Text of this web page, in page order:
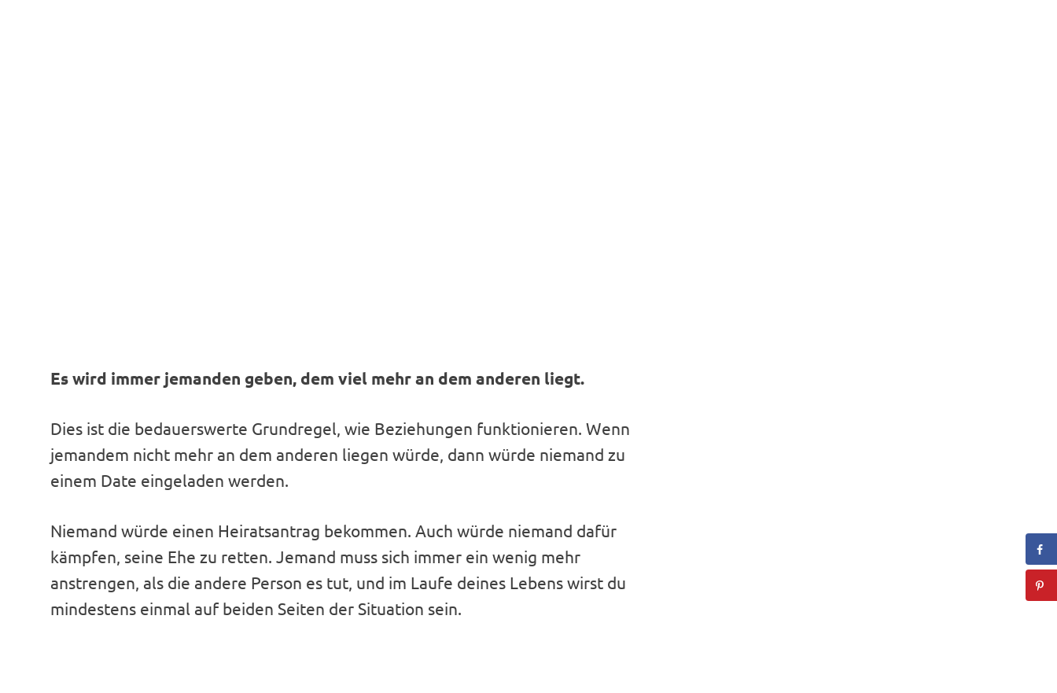
Es wird immer jemanden geben, dem viel mehr an dem anderen liegt.
Dies ist die bedauerswerte Grundregel, wie Beziehungen funktionieren. Wenn
jemandem nicht mehr an dem anderen liegen würde, dann würde niemand zu
einem Date eingeladen werden.
Niemand würde einen Heiratsantrag bekommen. Auch würde niemand dafür
kämpfen, seine Ehe zu retten. Jemand muss sich immer ein wenig mehr
anstrengen, als die andere Person es tut, und im Laufe deines Lebens wirst du
mindestens einmal auf beiden Seiten der Situation sein.